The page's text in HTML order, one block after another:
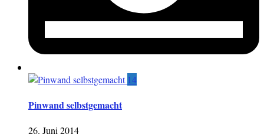
14
Pinwand selbstgemacht
26. Juni 2014